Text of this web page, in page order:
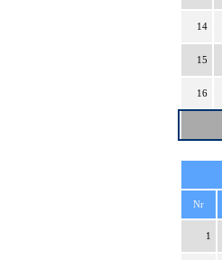
14
15
16
Nr
1